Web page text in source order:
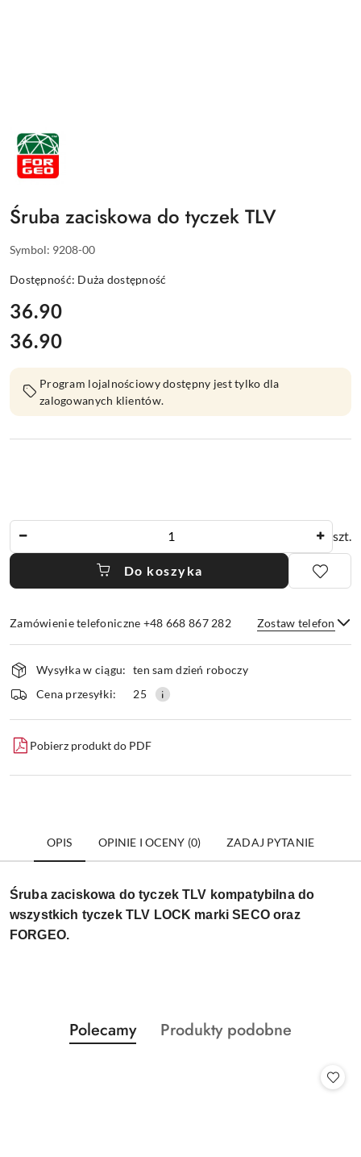
NAZWA
PRODUCENTA:
FORGEO
Śruba zaciskowa do tyczek TLV
Symbol: 9208-00
Dostępność: Duża dostępność
cena:
36.90
Cena:
36.90
Program lojalnościowy dostępny jest tylko dla
zalogowanych klientów.
szt.
Do koszyka
Zamówienie telefoniczne +48 668 867 282 Zostaw telefon
Wyślij
Dostępność
i
dostawa
Wysyłka w ciągu: ten sam dzień roboczy
Cena przesyłki:
25
Pobierz produkt do PDF
OPIS OPINIE I OCENY (0) ZADAJ PYTANIE
Śruba zaciskowa do tyczek TLV kompatybilna do
wszystkich tyczek TLV LOCK marki SECO oraz
FORGEO.
Pomiń karuzelę produktów
Produkty
o
Polecamy
Produkty
Produkty podobne